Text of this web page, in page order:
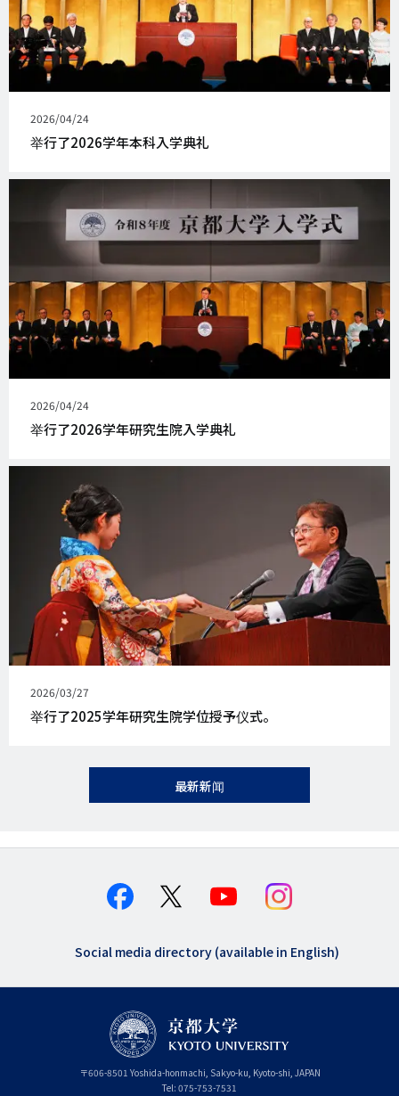
发
表
日
2026/04/24
举行了2026学年本科入学典礼
发
表
日
2026/04/24
举行了2026学年研究生院入学典礼
发
表
日
2026/03/27
举行了2025学年研究生院学位授予仪式。
最新新闻
Social media directory (available in English)
〒606-8501 Yoshida-honmachi, Sakyo-ku, Kyoto-shi, Kyoto
JAPAN
Tel: 075-753-7531